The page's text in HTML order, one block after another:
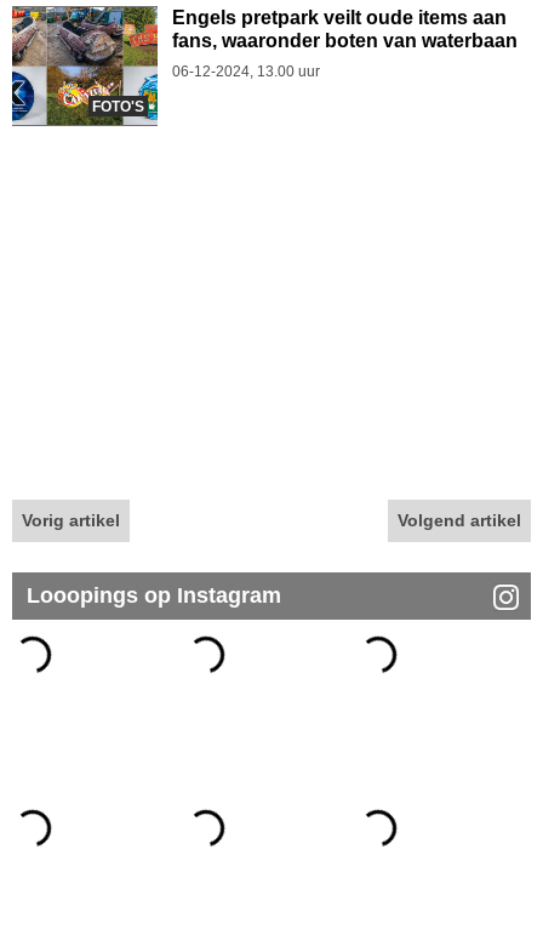
FOTO'S
Engels pretpark veilt oude items aan
fans, waaronder boten van waterbaan
06-12-2024, 13.00 uur
Vorig artikel Volgend artikel
Looopings op Instagram